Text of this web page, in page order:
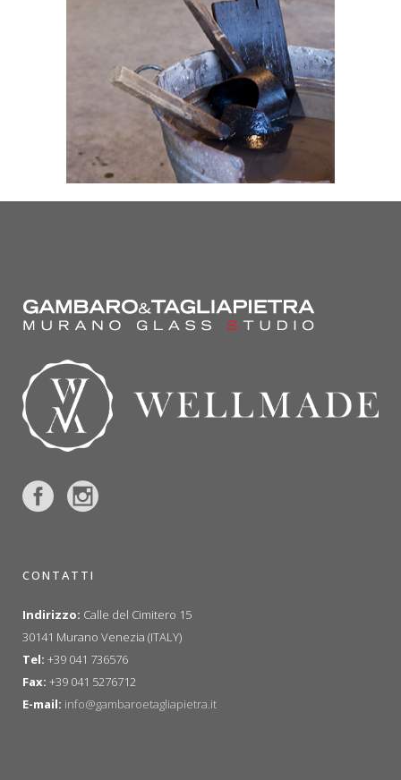
CONTATTI
Indirizzo: Calle del Cimitero 15
30141 Murano Venezia (ITALY)
Tel: +39 041 736576
Fax: +39 041 5276712
E-mail: info@gambaroetagliapietra.it